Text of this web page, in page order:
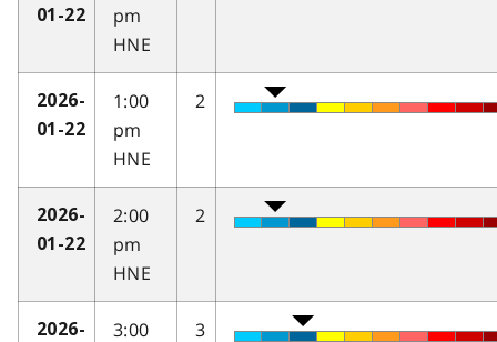
01-22
pm
HNE
2026-
01-22
1:00
pm
HNE
2
2026-
01-22
2:00
pm
HNE
2
2026-
3:00
3